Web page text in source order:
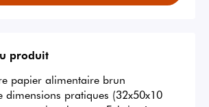
produit
papier alimentaire brun
dimensions pratiques (32x50x10